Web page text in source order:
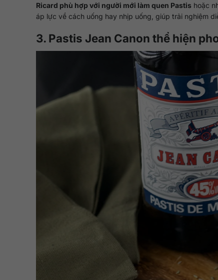
Ricard phù hợp với người mới làm quen Pastis hoặc
áp lực về cách uống hay nhịp uống, giúp trải nghiệm
3. Pastis Jean Canon thể hiện